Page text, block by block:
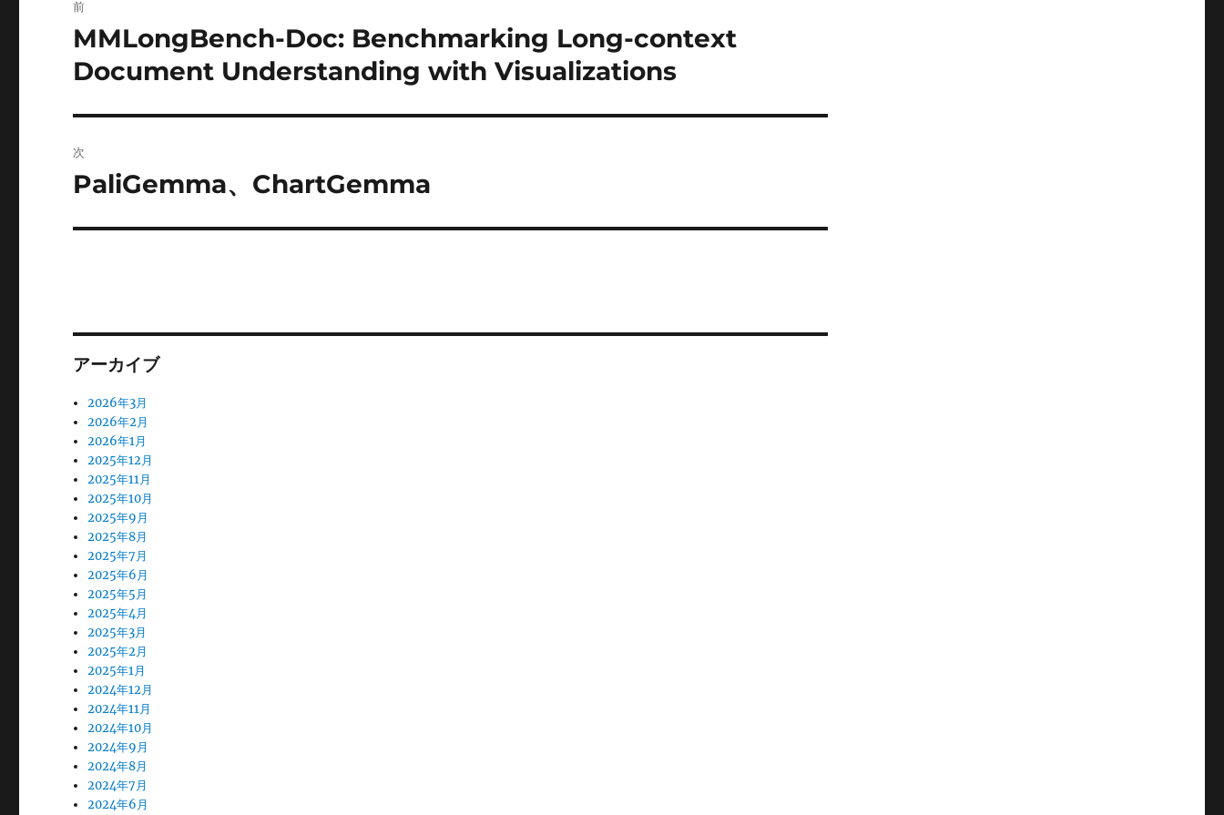
稿
ナ
ゲ
ー
前
前
の
投
稿:
MMLongBench-Doc: Benchmarking Long-context
Document Understanding with Visualizations
次
次
投
PaliGemma、ChartGemma
アーカイブ
2026年3月
2026年2月
2026年1月
2025年12月
2025年11月
2025年10月
2025年9月
2025年8月
2025年7月
2025年6月
2025年5月
2025年4月
2025年3月
2025年2月
2025年1月
2024年12月
2024年11月
2024年10月
2024年9月
2024年8月
2024年7月
2024年6月